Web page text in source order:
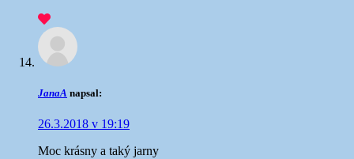
JanaA napsal:
26.3.2018 v 19:19
Moc krásny a taký jarny